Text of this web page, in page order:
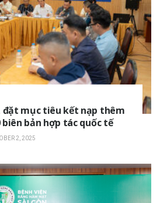
đặt mục tiêu kết nạp thêm
biên bản hợp tác quốc tế
2, 2025